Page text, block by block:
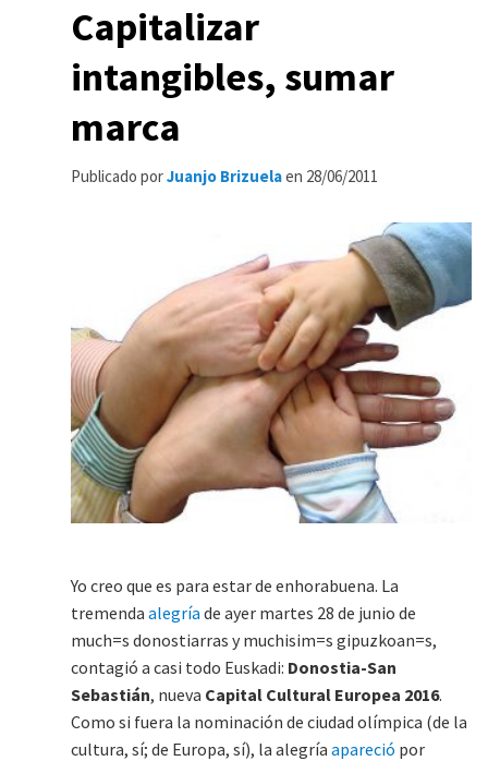
Capitalizar
intangibles, sumar
marca
Publicado porJuanjo Brizuelaen 28/06/2011
Yo creo que es para estar de enhorabuena. La
tremenda alegría de ayer martes 28 de junio de
much=s donostiarras y muchisim=s gipuzkoan=s,
contagió a casi todo Euskadi: Donostia-San
Sebastián, nueva Capital Cultural Europea 2016.
Como si fuera la nominación de ciudad olímpica (de la
cultura, sí; de Europa, sí), la alegría apareció por